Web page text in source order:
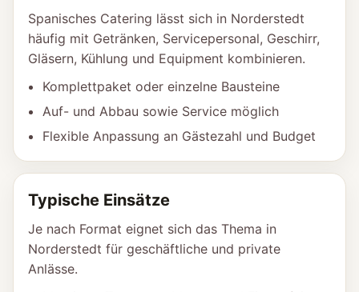
Spanisches Catering lässt sich in Norderstedt
häufig mit Getränken, Servicepersonal, Geschirr,
Gläsern, Kühlung und Equipment kombinieren.
Komplettpaket oder einzelne Bausteine
Auf- und Abbau sowie Service möglich
Flexible Anpassung an Gästezahl und Budget
Typische Einsätze
Je nach Format eignet sich das Thema in
Norderstedt für geschäftliche und private
Anlässe.